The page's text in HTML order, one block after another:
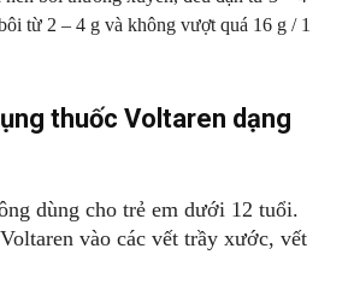
từ 2 – 4 g và không vượt quá 16 g / 1
thuốc Voltaren dạng
dùng cho trẻ em dưới 12 tuổi.
vào các vết trầy xước, vết